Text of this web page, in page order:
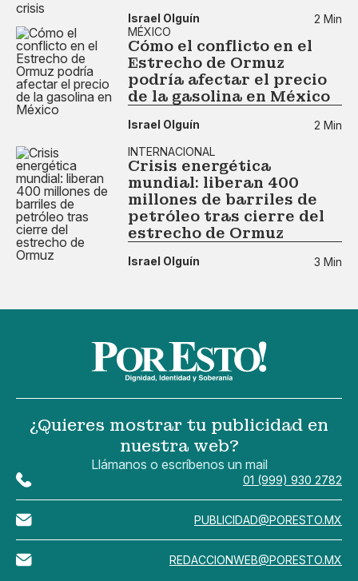
Israel Olguín
2 Min
MÉXICO
Cómo el conflicto en el
Estrecho de Ormuz
podría afectar el precio
de la gasolina en México
Israel Olguín
2 Min
INTERNACIONAL
Crisis energética
mundial: liberan 400
millones de barriles de
petróleo tras cierre del
estrecho de Ormuz
Israel Olguín 3 Min
¿Quieres mostrar tu publicidad en
nuestra web?
Llámanos o escríbenos un mail
01 (999) 930 2782
PUBLICIDAD@PORESTO.MX
REDACCIONWEB@PORESTO.MX